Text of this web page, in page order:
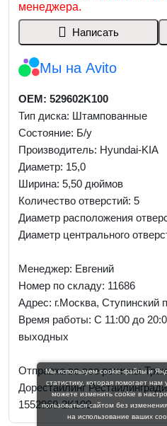
менеджера.
Написать
Мы на Avito
OEM: 529602K100
Тип диска: Штампованные
Состояние: Б/у
Производитель: Hyundai-KIA
Диаметр: 15,0
Ширина: 5,50 дюймов
Количество отверстий: 5
Диаметр расположения
Диаметр центрального
Менеджер: Евгений
Номер по складу: 11686
Адрес: г.Москва, Ступинский
Время работы: С 11:00 до
выходных
Отправка во все регионы
Дорестайлинг
1552960-2K100
Мы используем cookie-файлы и
статистику, которая помогает
можете изменить cookie в
пользоваться сайтом без
на использование ваших